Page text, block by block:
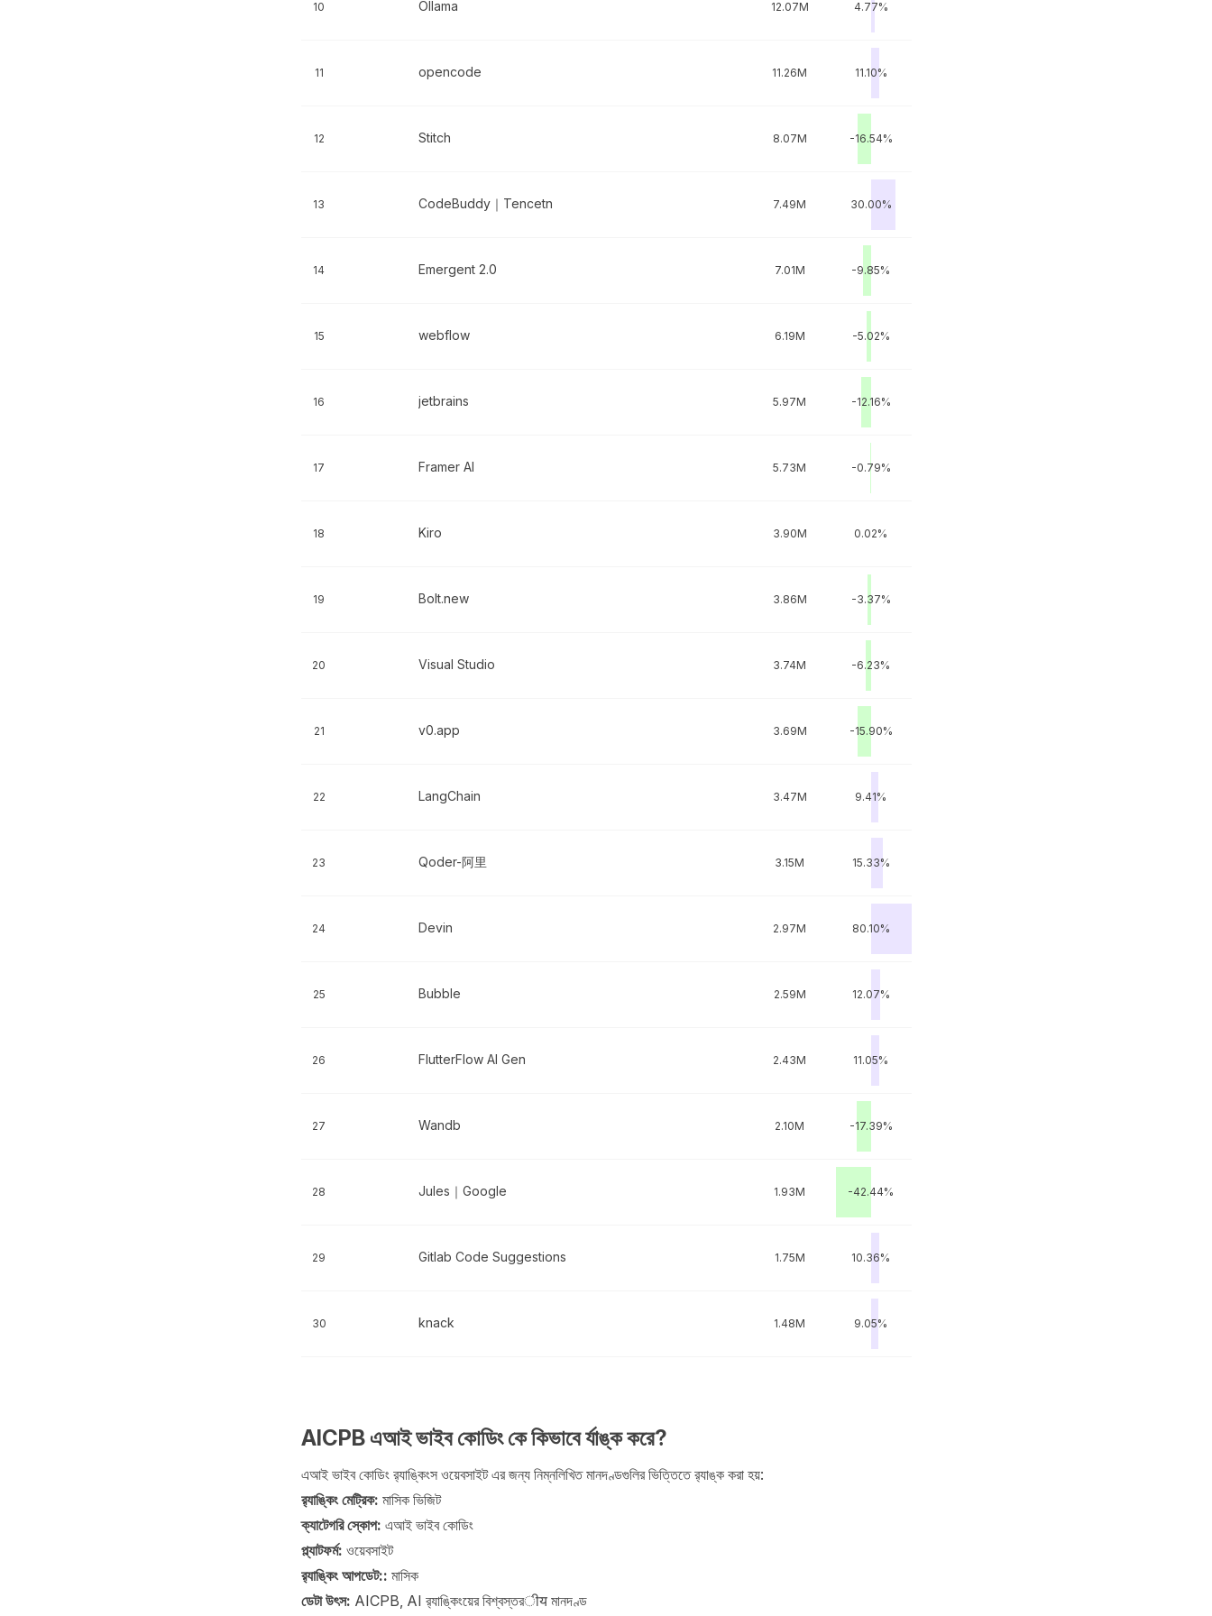
10 Ollama 12.07M 4.77%
11 opencode 11.26M 11.10%
12 Stitch 8.07M -16.54%
13 CodeBuddy｜Tencetn 7.49M 30.00%
14 Emergent 2.0 7.01M -9.85%
15 webflow 6.19M -5.02%
16 jetbrains 5.97M -12.16%
17 Framer AI 5.73M -0.79%
18 Kiro 3.90M 0.02%
19 Bolt.new 3.86M -3.37%
20 Visual Studio 3.74M -6.23%
21 v0.app 3.69M -15.90%
22 LangChain 3.47M 9.41%
23 Qoder-阿里 3.15M 15.33%
24 Devin 2.97M 80.10%
25 Bubble 2.59M 12.07%
26 FlutterFlow AI Gen 2.43M 11.05%
27 Wandb 2.10M -17.39%
28 Jules｜Google 1.93M -42.44%
29 Gitlab Code Suggestions 1.75M 10.36%
30 knack 1.48M 9.05%
AICPB এআই ভাইব কোডিং কে কিভাবে র্যাঙ্ক করে?
এআই ভাইব কোডিং র‍্যাঙ্কিংস ওয়েবসাইট এর জন্য নিম্নলিখিত মানদণ্ডগুলির ভিত্তিতে র‍্যাঙ্ক করা হয়:
র‍্যাঙ্কিং মেট্রিক: মাসিক ভিজিট
ক্যাটেগরি স্কোপ: এআই ভাইব কোডিং
প্ল্যাটফর্ম: ওয়েবসাইট
র‍্যাঙ্কিং আপডেট:: মাসিক
ডেটা উৎস: AICPB, AI র‍্যাঙ্কিংয়ের বিশ্বস্তরीय মানদণ্ড